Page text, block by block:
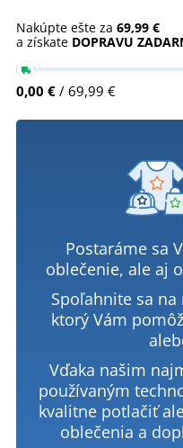
Nakúpte ešte za 69,99 €
a získate DOPRAVU
0,00 € / 69,99 €
Postaráme sa
oblečenie, ale aj
Spoľahnite sa
ktorý Vám
Vďaka našim
používaným
kvalitne potlačiť
oblečenia a